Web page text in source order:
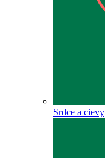
Srdce a cievy